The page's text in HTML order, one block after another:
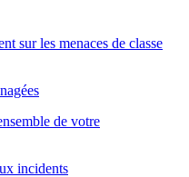
sur les menaces de classe
de votre
incidents